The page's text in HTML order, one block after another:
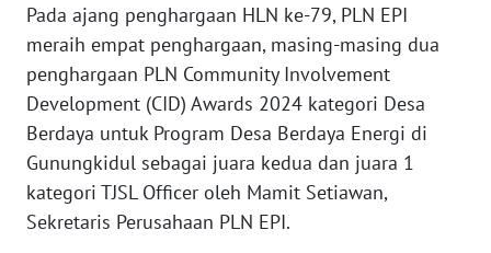
Pada ajang penghargaan HLN ke-79, PLN EPI
meraih empat penghargaan, masing-masing dua
penghargaan PLN Community Involvement
Development (CID) Awards 2024 kategori Desa
Berdaya untuk Program Desa Berdaya Energi di
Gunungkidul sebagai juara kedua dan juara 1
kategori TJSL Officer oleh Mamit Setiawan,
Sekretaris Perusahaan PLN EPI.
WN
RIAU
WN
SERAMBI
JAMBI